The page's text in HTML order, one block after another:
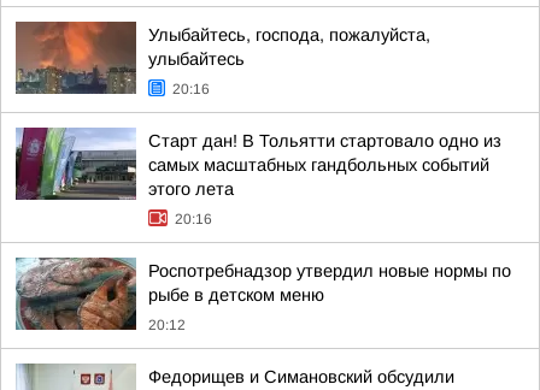
Улыбайтесь, господа, пожалуйста,
улыбайтесь
20:16
Старт дан! В Тольятти стартовало одно из
самых масштабных гандбольных событий
этого лета
20:16
Роспотребнадзор утвердил новые нормы по
рыбе в детском меню
20:12
Федорищев и Симановский обсудили